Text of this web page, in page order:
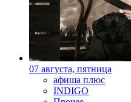
07 августа, пятница
афиша плюс
INDIGO